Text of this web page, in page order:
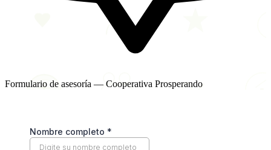
Formulario de asesoría — Cooperativa Prosperando